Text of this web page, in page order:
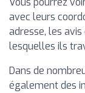
avec leurs
adresse, les
lesquelles ils
Dans de
également des